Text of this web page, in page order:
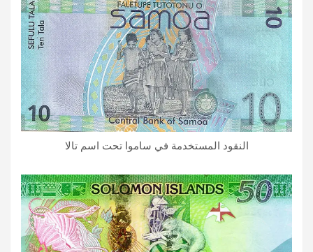
النقود المستخدمة في ساموا تحت اسم تالا